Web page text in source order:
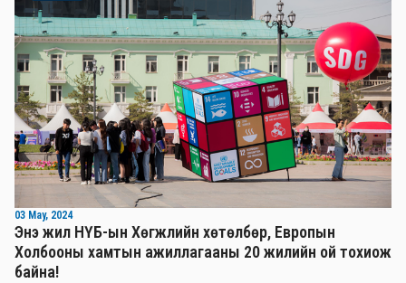
03 May, 2024
Энэ жил НҮБ-ын Хөгжлийн хөтөлбөр, Европын
Холбооны хамтын ажиллагааны 20 жилийн ой тохиож
байна!